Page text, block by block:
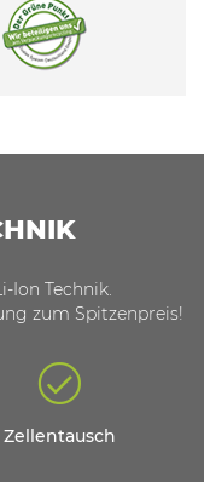
Ion Technik.
zum Spitzenpreis!
Zellentausch